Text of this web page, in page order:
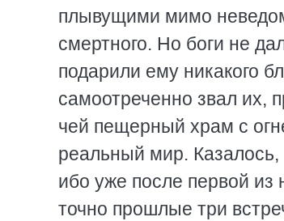
плывущими мимо
смертного. Но боги не
подарили ему никакого
самоотреченно звал их,
чей пещерный храм с
реальный мир.
ибо уже после первой из
точно прошлые три